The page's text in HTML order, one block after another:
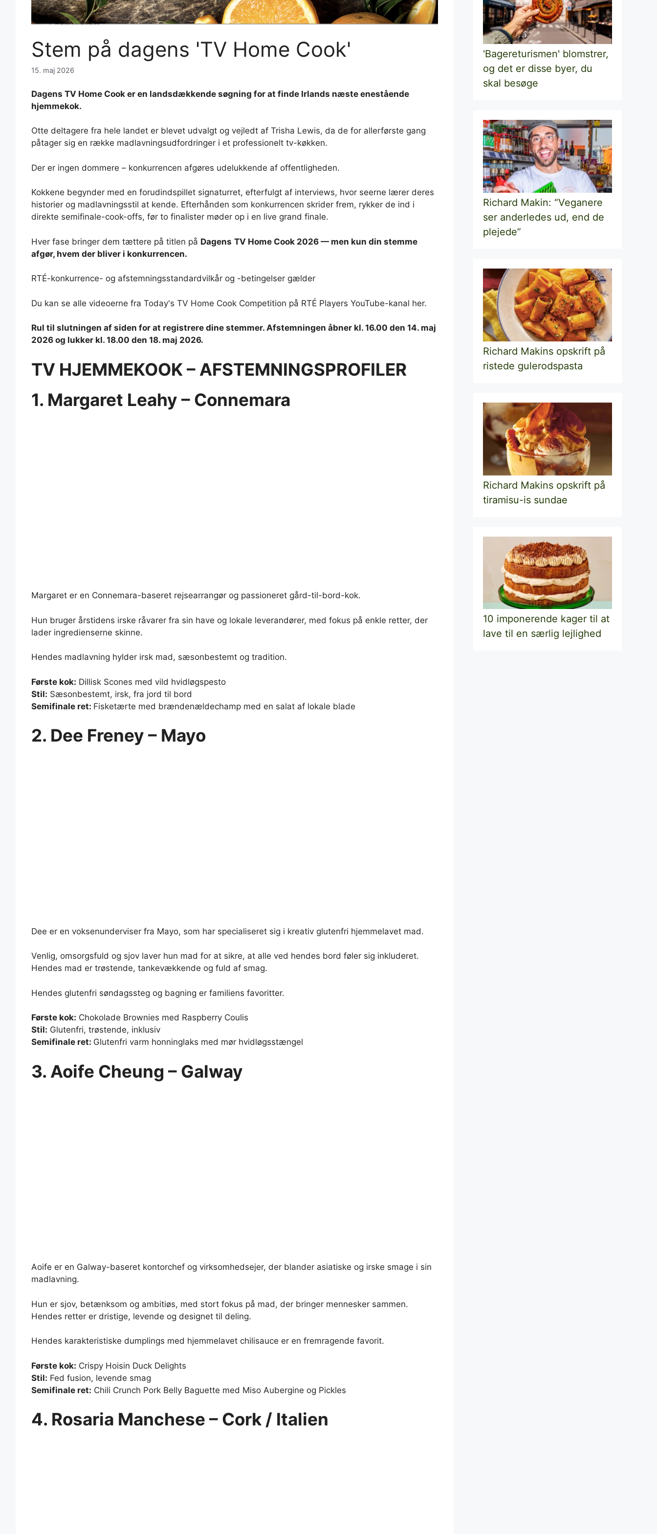
Stem på dagens 'TV Home Cook'
15. maj 2026
Dagens TV Home Cook er en landsdækkende søgning for at finde Irlands næste enestående
hjemmekok.
Otte deltagere fra hele landet er blevet udvalgt og vejledt af Trisha Lewis, da de for allerførste gang
påtager sig en række madlavningsudfordringer i et professionelt tv-køkken.
Der er ingen dommere – konkurrencen afgøres udelukkende af offentligheden.
Kokkene begynder med en forudindspillet signaturret, efterfulgt af interviews, hvor seerne lærer deres
historier og madlavningsstil at kende. Efterhånden som konkurrencen skrider frem, rykker de ind i
direkte semifinale-cook-offs, før to finalister møder op i en live grand finale.
Hver fase bringer dem tættere på titlen på Dagens TV Home Cook 2026 — men kun din stemme
afgør, hvem der bliver i konkurrencen.
RTÉ-konkurrence- og afstemningsstandardvilkår og -betingelser gælder
Du kan se alle videoerne fra Today's TV Home Cook Competition på RTÉ Players YouTube-kanal her.
Rul til slutningen af ​​siden for at registrere dine stemmer. Afstemningen åbner kl. 16.00 den 14. maj
2026 og lukker kl. 18.00 den 18. maj 2026.
TV HJEMMEKOOK – AFSTEMNINGSPROFILER
1. Margaret Leahy – Connemara
Margaret er en Connemara-baseret rejsearrangør og passioneret gård-til-bord-kok.
Hun bruger årstidens irske råvarer fra sin have og lokale leverandører, med fokus på enkle retter, der
lader ingredienserne skinne.
Hendes madlavning hylder irsk mad, sæsonbestemt og tradition.
Første kok: Dillisk Scones med vild hvidløgspesto
Stil: Sæsonbestemt, irsk, fra jord til bord
Semifinale ret: Fisketærte med brændenældechamp med en salat af lokale blade
2. Dee Freney – Mayo
Dee er en voksenunderviser fra Mayo, som har specialiseret sig i kreativ glutenfri hjemmelavet mad.
Venlig, omsorgsfuld og sjov laver hun mad for at sikre, at alle ved hendes bord føler sig inkluderet.
Hendes mad er trøstende, tankevækkende og fuld af smag.
Hendes glutenfri søndagssteg og bagning er familiens favoritter.
Første kok: Chokolade Brownies med Raspberry Coulis
Stil: Glutenfri, trøstende, inklusiv
Semifinale ret: Glutenfri varm honninglaks med mør hvidløgsstængel
3. Aoife Cheung – Galway
Aoife er en Galway-baseret kontorchef og virksomhedsejer, der blander asiatiske og irske smage i sin
madlavning.
Hun er sjov, betænksom og ambitiøs, med stort fokus på mad, der bringer mennesker sammen.
Hendes retter er dristige, levende og designet til deling.
Hendes karakteristiske dumplings med hjemmelavet chilisauce er en fremragende favorit.
Første kok: Crispy Hoisin Duck Delights
Stil: Fed fusion, levende smag
Semifinale ret: Chili Crunch Pork Belly Baguette med Miso Aubergine og Pickles
4. Rosaria Manchese – Cork / Italien
'Bagereturismen' blomstrer,
og det er disse byer, du
skal besøge
Richard Makin: “Veganere
ser anderledes ud, end de
plejede”
Richard Makins opskrift på
ristede gulerodspasta
Richard Makins opskrift på
tiramisu-is sundae
10 imponerende kager til at
lave til en særlig lejlighed